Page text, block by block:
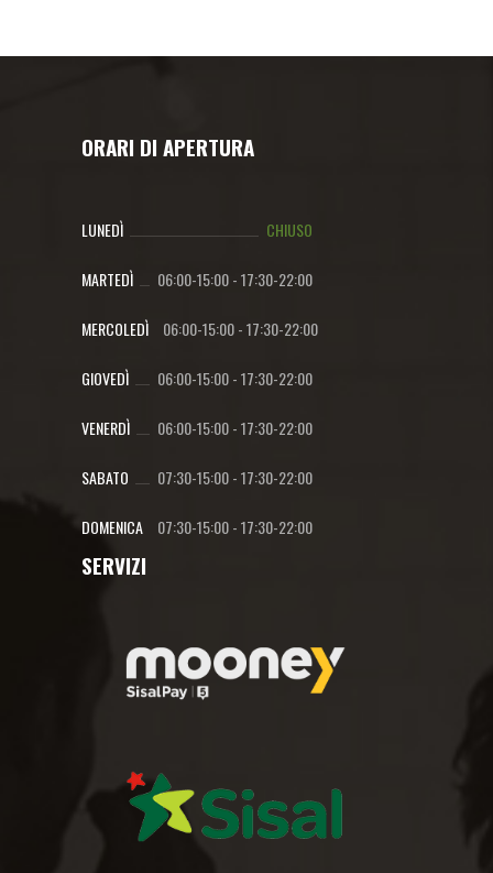
ORARI DI APERTURA
LUNEDÌ CHIUSO
MARTEDÌ 06:00-15:00-17:30-22:00
MERCOLEDÌ 06:00-15:00-17:30-22:00
GIOVEDÌ 06:00-15:00-17:30-22:00
VENERDÌ 06:00-15:00-17:30-22:00
SABATO 07:30-15:00-17:30-22:00
DOMENICA 07:30-15:00-17:30-22:00
SERVIZI